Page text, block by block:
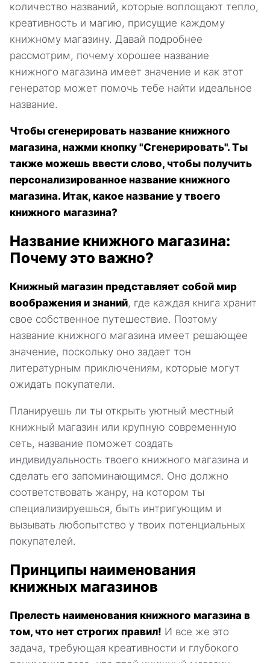
количество названий, которые воплощают тепло,
креативность и магию, присущие каждому
книжному магазину. Давай подробнее
рассмотрим, почему хорошее название
книжного магазина имеет значение и как этот
генератор может помочь тебе найти идеальное
название.
Чтобы сгенерировать название книжного
магазина, нажми кнопку "Сгенерировать". Ты
также можешь ввести слово, чтобы получить
персонализированное название книжного
магазина. Итак, какое название у твоего
книжного магазина?
Название книжного магазина:
Почему это важно?
Книжный магазин представляет собой мир
воображения и знаний, где каждая книга хранит
свое собственное путешествие. Поэтому
название книжного магазина имеет решающее
значение, поскольку оно задает тон
литературным приключениям, которые могут
ожидать покупатели.
Планируешь ли ты открыть уютный местный
книжный магазин или крупную современную
сеть, название поможет создать
индивидуальность твоего книжного магазина и
сделать его запоминающимся. Оно должно
соответствовать жанру, на котором ты
специализируешься, быть интригующим и
вызывать любопытство у твоих потенциальных
покупателей.
Принципы наименования
книжных магазинов
Прелесть наименования книжного магазина в
том, что нет строгих правил! И все же это
задача, требующая креативности и глубокого